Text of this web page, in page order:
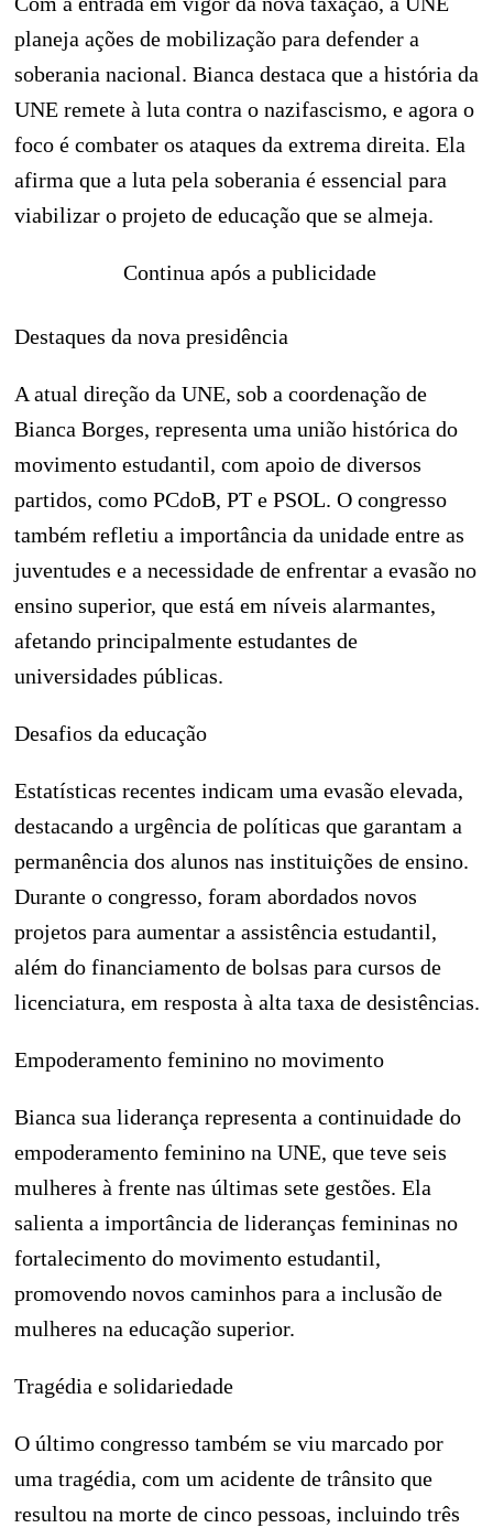
planeja ações de mobilização para defender a
soberania nacional. Bianca destaca que a história da
UNE remete à luta contra o nazifascismo, e agora o
foco é combater os ataques da extrema direita. Ela
afirma que a luta pela soberania é essencial para
viabilizar o projeto de educação que se almeja.
Continua após a publicidade
Destaques da nova presidência
A atual direção da UNE, sob a coordenação de
Bianca Borges, representa uma união histórica do
movimento estudantil, com apoio de diversos
partidos, como PCdoB, PT e PSOL. O congresso
também refletiu a importância da unidade entre as
juventudes e a necessidade de enfrentar a evasão no
ensino superior, que está em níveis alarmantes,
afetando principalmente estudantes de
universidades públicas.
Desafios da educação
Estatísticas recentes indicam uma evasão elevada,
destacando a urgência de políticas que garantam a
permanência dos alunos nas instituições de ensino.
Durante o congresso, foram abordados novos
projetos para aumentar a assistência estudantil,
além do financiamento de bolsas para cursos de
licenciatura, em resposta à alta taxa de desistências.
Empoderamento feminino no movimento
Bianca sua liderança representa a continuidade do
empoderamento feminino na UNE, que teve seis
mulheres à frente nas últimas sete gestões. Ela
salienta a importância de lideranças femininas no
fortalecimento do movimento estudantil,
promovendo novos caminhos para a inclusão de
mulheres na educação superior.
Tragédia e solidariedade
O último congresso também se viu marcado por
uma tragédia, com um acidente de trânsito que
resultou na morte de cinco pessoas, incluindo três